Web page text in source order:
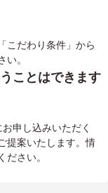
こだわり条件」から
。
ことはできます
お申し込みいただく
提案いたします。情
さい。